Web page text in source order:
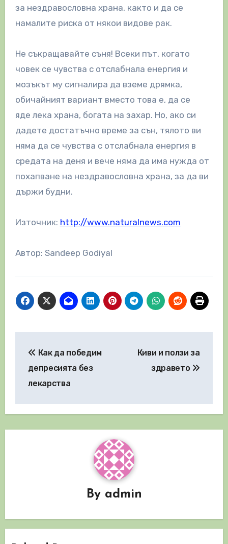
за нездравословна храна, както и да се
намалите риска от някои видове рак.
Не съкращавайте съня! Всеки път, когато
човек се чувства с отслабнала енергия и
мозъкът му сигналира да вземе дрямка,
обичайният вариант вместо това е, да се
яде лека храна, богата на захар. Но, ако си
дадете достатъчно време за сън, тялото ви
няма да се чувства с отслабнала енергия в
средата на деня и вече няма да има нужда от
похапване на нездравословна храна, за да ви
държи будни.
Източник: http://www.naturalnews.com
Автор: Sandeep Godiyal
Как да победим
депресията без
лекарства
Киви и ползи за
здравето
By admin